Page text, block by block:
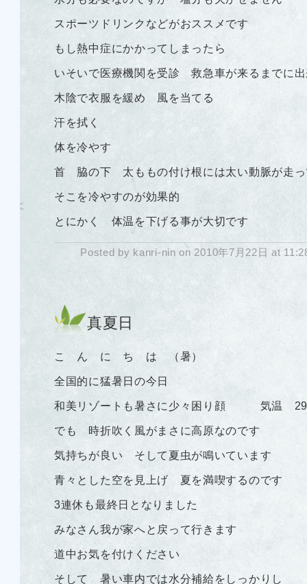
スポーツドリンクなどがおススメです
もし熱中症にかかってしまったら
いそいで医療機関を受診 救急車が来るまでに
木陰で衣服を緩め 風を当てる
汗を拭く
体を冷やす
首 脇の下 太ももの付け根には太い動脈が走っ
そこを冷やすのが効果的
とにかく 体温を下げる事が大切です
Posted by kanri-nin on 2010年7月22日 at
真夏日
こ ん に ち は （暑）
全国的に猛暑日の今日
和美リゾートも暑さに少々困り顔 気温
でも 時折吹く風がまさに高原なのです
気持ちが良い そして夏虫が鳴いています
青々とした空を見上げ 夏を満喫するのです
3連休も最終日となりました
みなさん我が家へと戻って行きます
道中お気を付けください
そして 暑い車内では水分補給をしっかりし